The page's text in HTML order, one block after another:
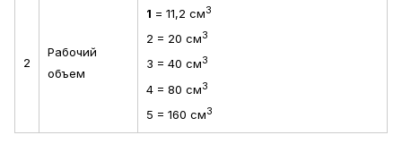
2
Рабочий
объем
1 = 11,2 см3
2 = 20 см3
3 = 40 см3
4 = 80 см3
5 = 160 см3